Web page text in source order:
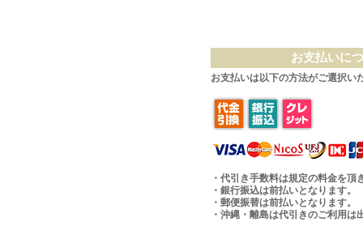
お支払いに
お支払いは以下の方法がご選択い
・代引き手数料は規定の料金を頂
・銀行振込は前払いとなります。
・郵便振替は前払いとなります。
・沖縄・離島は代引きのご利用は